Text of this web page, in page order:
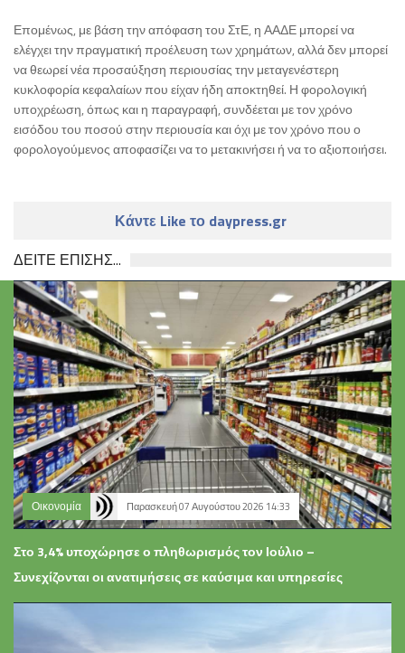
Επομένως, με βάση την απόφαση του ΣτΕ, η ΑΑΔΕ μπορεί να
ελέγχει την πραγματική προέλευση των χρημάτων, αλλά δεν μπορεί
να θεωρεί νέα προσαύξηση περιουσίας την μεταγενέστερη
κυκλοφορία κεφαλαίων που είχαν ήδη αποκτηθεί. Η φορολογική
υποχρέωση, όπως και η παραγραφή, συνδέεται με τον χρόνο
εισόδου του ποσού στην περιουσία και όχι με τον χρόνο που ο
φορολογούμενος αποφασίζει να το μετακινήσει ή να το αξιοποιήσει.
Κάντε Like το daypress.gr
ΔΕΙΤΕ ΕΠΙΣΗΣ...
Οικονομία Παρασκευή 07 Αυγούστου 2026 14:33
Στο 3,4% υποχώρησε ο πληθωρισμός τον Ιούλιο –
Συνεχίζονται οι ανατιμήσεις σε καύσιμα και υπηρεσίες